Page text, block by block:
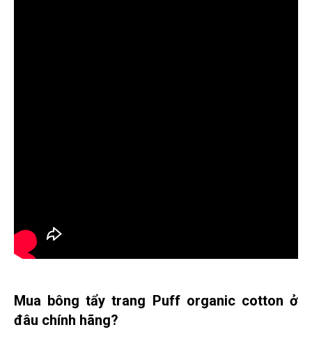
Mua bông tẩy trang Puff organic cotton ở
đâu chính hãng?